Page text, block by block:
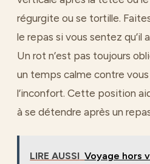
régurgite ou se tortille.
le repas si vous sentez qu’il
Un rot n’est pas toujours
un temps calme contre
l’inconfort. Cette position
à se détendre après un
LIRE AUSSI Voyage hors